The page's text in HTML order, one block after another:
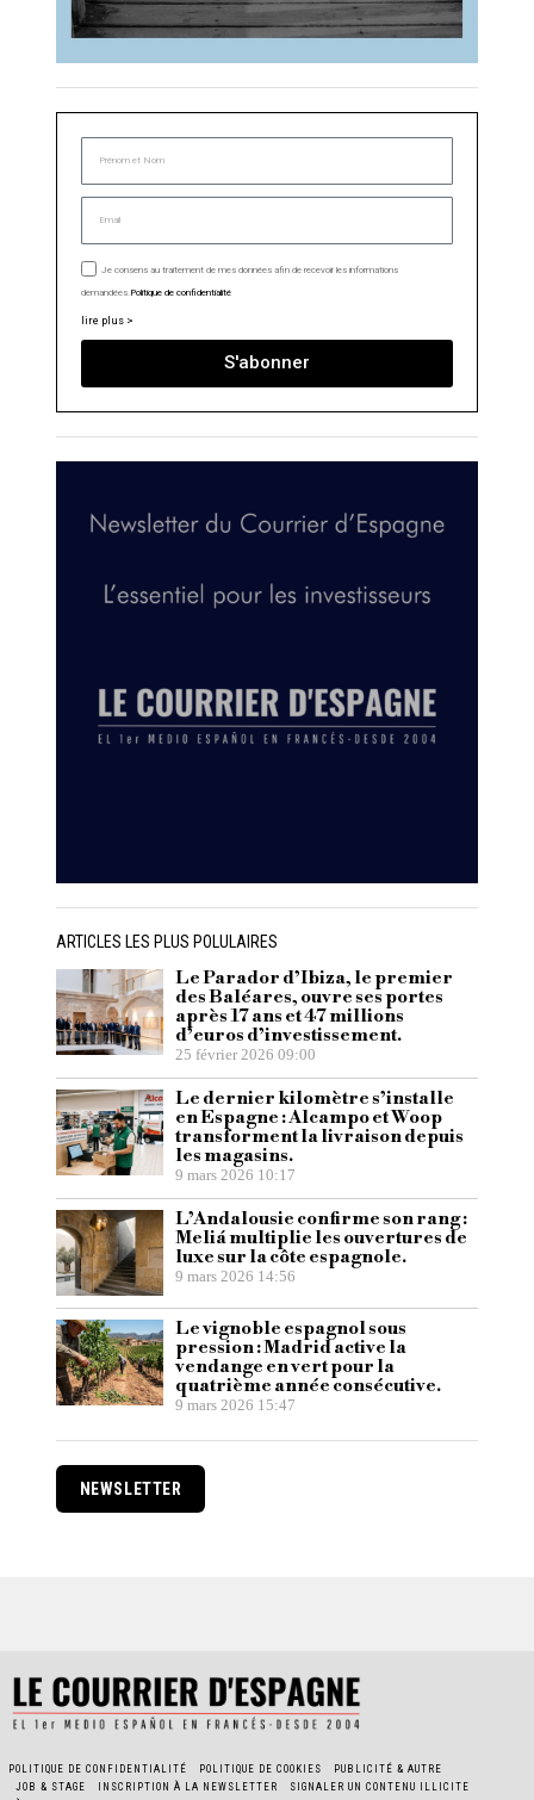
Je consens au traitement de mes données afin de recevoir les informations
demandées. Politique de confidentialité
lire plus >
S'abonner
ARTICLES LES PLUS POLULAIRES
Le Parador d’Ibiza, le premier
des Baléares, ouvre ses portes
après 17 ans et 47 millions
d’euros d’investissement.
25 février 2026 09:00
Le dernier kilomètre s’installe
en Espagne : Alcampo et Woop
transforment la livraison depuis
les magasins.
9 mars 2026 10:17
L’Andalousie confirme son rang :
Meliá multiplie les ouvertures de
luxe sur la côte espagnole.
9 mars 2026 14:56
Le vignoble espagnol sous
pression : Madrid active la
vendange en vert pour la
quatrième année consécutive.
9 mars 2026 15:47
NEWSLETTER
POLITIQUE DE CONFIDENTIALITÉ POLITIQUE DE COOKIES
PUBLICITÉ & AUTRE
JOB & STAGE
INSCRIPTION À LA NEWSLETTER
SIGNALER UN CONTENU ILLICITE